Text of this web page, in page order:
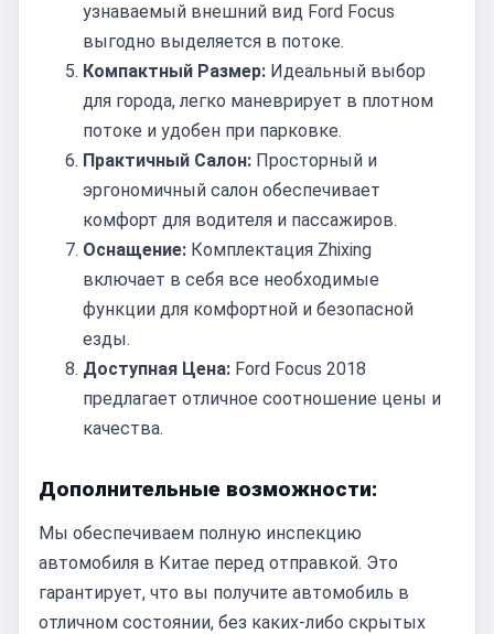
узнаваемый внешний вид Ford Focus
выгодно выделяется в потоке.
Компактный Размер: Идеальный выбор
для города, легко маневрирует в плотном
потоке и удобен при парковке.
Практичный Салон: Просторный и
эргономичный салон обеспечивает
комфорт для водителя и пассажиров.
Оснащение: Комплектация Zhixing
включает в себя все необходимые
функции для комфортной и безопасной
езды.
Доступная Цена: Ford Focus 2018
предлагает отличное соотношение цены и
качества.
Дополнительные возможности:
Мы обеспечиваем полную инспекцию
автомобиля в Китае перед отправкой. Это
гарантирует, что вы получите автомобиль в
отличном состоянии, без каких-либо скрытых